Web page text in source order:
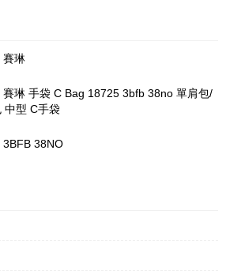
賽琳
賽琳 手袋 C Bag 18725 3bfb 38no 單肩包/
中型 C手袋
3BFB 38NO